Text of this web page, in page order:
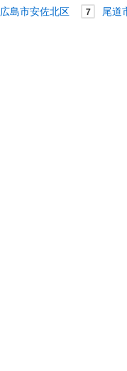
広島市安佐北区 7 尾道